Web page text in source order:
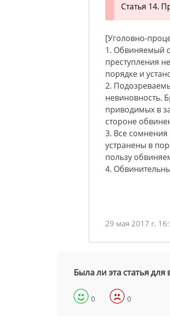
Статья 14.
[Уголовно-
1. Обвиняемый
преступления
порядке и
2.
невиновность.
приводимых в
стороне
3. Все
устранены в
пользу
4.
29 мая 2017 г.
Была ли эта статья для
0 0